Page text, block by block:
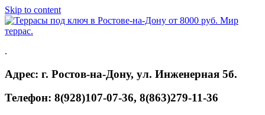
Skip to content
.
Адрес: г. Ростов-на-Дону, ул. Инженерная 5б.
Телефон: 8(928)107-07-36, 8(863)279-11-36